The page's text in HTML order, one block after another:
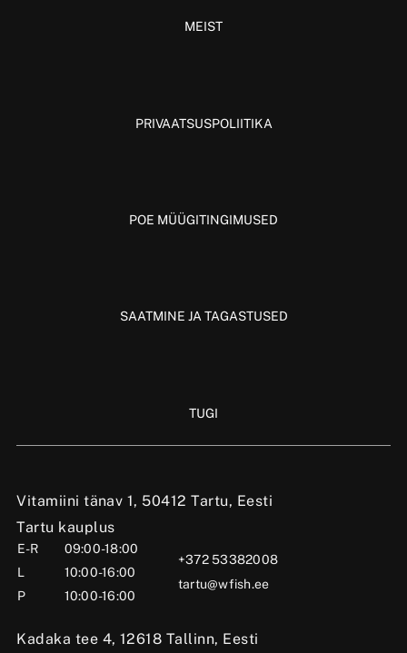
Vitamiini tänav 1, 50412 Tartu, Eesti
Tartu kauplus
E-R
09:00-18:00
L
10:00-16:00
P
10:00-16:00
+372 53382008
tartu@wfish.ee
Kadaka tee 4, 12618 Tallinn, Eesti
MEIST
PRIVAATSUSPOLIITIKA
POE MÜÜGITINGIMUSED
SAATMINE JA TAGASTUSED
TUGI